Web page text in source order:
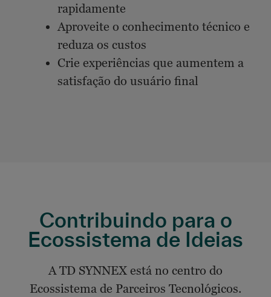
rapidamente
Aproveite o conhecimento técnico e
reduza os custos
Crie experiências que aumentem a
satisfação do usuário final
Contribuindo para o
Ecossistema de Ideias
A TD SYNNEX está no centro do
Ecossistema de Parceiros Tecnológicos.